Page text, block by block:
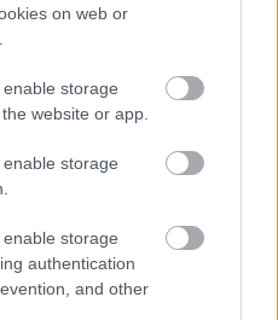
on web or
storage
website or app.
storage
storage
authentication
and other
προαναφερόμενους
Επιτροπή
Ελλάδος έχουν
να υπάρξει μια
πως για να γίνει η
θα πρέπει να
υπεύθυνη
πολυκατοικίας ότι δεν